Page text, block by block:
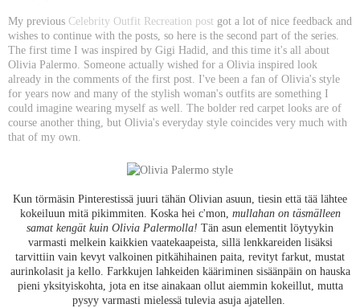
My previous Celebrity Outfit Recreation post got a lot of nice feedback and
wishes to continue with the posts, so here is the second part of the series.
The first time I was inspired by Gigi Hadid, and this time it's all about
Olivia Palermo. Someone actually wished for a Olivia inspired look
already in the comments of the first post. I've been a fan of Olivia's style
for years now and many of the stylish woman's outfits are something I
could imagine wearing myself as well. The bolder red carpet looks are of
course another thing, but Olivia's everyday style coincides very much with
that of my own.
Kun törmäsin Pinterestissä juuri tähän Olivian asuun, tiesin että tää lähtee
kokeiluun mitä pikimmiten. Koska hei c'mon, mullahan on täsmälleen
samat kengät kuin Olivia Palermolla! Tän asun elementit löytyykin
varmasti melkein kaikkien vaatekaapeista, sillä lenkkareiden lisäksi
tarvittiin vain kevyt valkoinen pitkähihainen paita, revityt farkut, mustat
aurinkolasit ja kello. Farkkujen lahkeiden kääriminen sisäänpäin on hauska
pieni yksityiskohta, jota en itse ainakaan ollut aiemmin kokeillut, mutta
pysyy varmasti mielessä tulevia asuja ajatellen.